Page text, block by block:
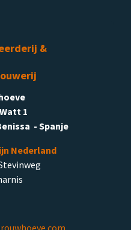
&
1
- Spanje
Nederland